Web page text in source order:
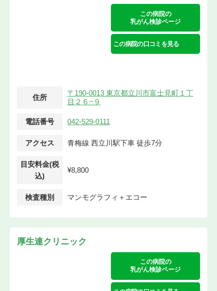
この病院の
乳がん検診ページ
この病院の口コミを見る
住所
〒190-0013 東京都立川市富士見町１丁
目２６−９
電話番号 042-529-0111
アクセス 青梅線 西立川駅下車 徒歩7分
目安料金(税
込)
¥8,800
検査種別 マンモグラフィ＋エコー
厚生連クリニック
この病院の
乳がん検診ページ